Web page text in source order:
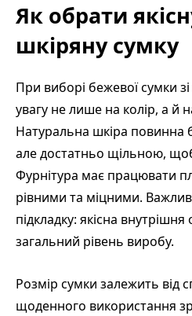
Як обрати
шкіряну сумку
При виборі бежевої сумки
увагу не лише на колір, а й
Натуральна шкіра повинна
але достатньо щільною,
Фурнітура має працювати
рівними та міцними.
підкладку: якісна
загальний рівень виробу.
Розмір сумки залежить від
щоденного використання